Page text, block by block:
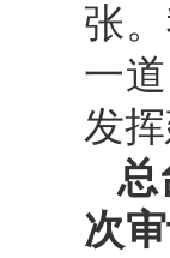
张
一
发
总
次